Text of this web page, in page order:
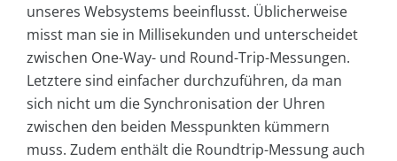
unseres Websystems beeinflusst. Üblicherweise
misst man sie in Millisekunden und unterscheidet
zwischen One-Way- und Round-Trip-Messungen.
Letztere sind einfacher durchzuführen, da man
sich nicht um die Synchronisation der Uhren
zwischen den beiden Messpunkten kümmern
muss. Zudem enthält die Roundtrip-Messung auch